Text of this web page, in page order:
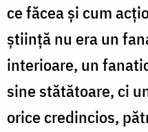
ce făcea și cum
știință nu era un
interioare, un
sine stătătoare, ci
orice credincios,